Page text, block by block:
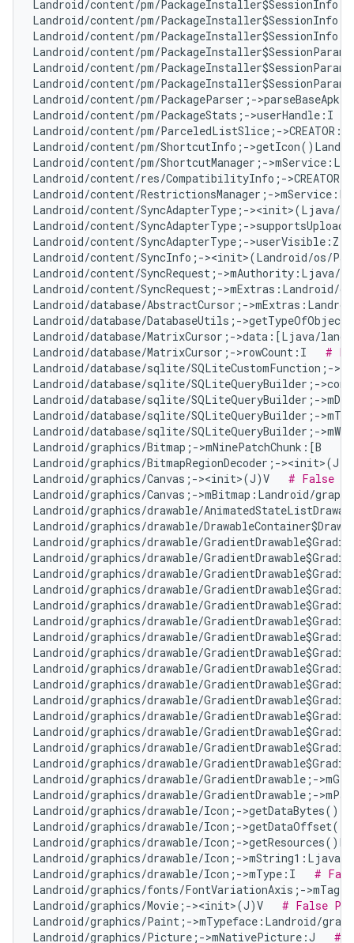
Landroid/content/pm/
Landroid/content/pm/
Landroid/content/pm/
Landroid/content/pm/
Landroid/content/pm/
Landroid/content/pm/
Landroid/content/pm/PackageParser;-
Landroid/content/pm/PackageStats;->userHandle:I
Landroid/content/pm/ParceledListSlice;-
Landroid/content/pm/ShortcutInfo;-
Landroid/content/pm/ShortcutManager;-
Landroid/content/res/CompatibilityInfo;-
Landroid/content/RestrictionsManager;-
Landroid/content/SyncAdapterType;-
Landroid/content/SyncAdapterType;-
Landroid/content/SyncAdapterType;-
Landroid/content/SyncInfo;-><init>(Landroid/os/
Landroid/content/SyncRequest;-
Landroid/content/SyncRequest;-
Landroid/database/AbstractCursor;-
Landroid/database/DatabaseUtils;-
Landroid/database/MatrixCursor;->data:[Ljava/
Landroid/database/MatrixCursor;->rowCount:I #
Landroid/database/sqlite/
Landroid/database/sqlite/SQLiteQueryBuilder;-
Landroid/database/sqlite/SQLiteQueryBuilder;-
Landroid/database/sqlite/SQLiteQueryBuilder;-
Landroid/database/sqlite/SQLiteQueryBuilder;-
Landroid/graphics/Bitmap;->mNinePatchChunk:[B
Landroid/graphics/BitmapRegionDecoder;-
Landroid/graphics/Canvas;-><init>(J)V # False
Landroid/graphics/Canvas;->mBitmap:Landroid/
Landroid/graphics/drawable/
Landroid/graphics/drawable/
Landroid/graphics/drawable/
Landroid/graphics/drawable/
Landroid/graphics/drawable/
Landroid/graphics/drawable/
Landroid/graphics/drawable/
Landroid/graphics/drawable/
Landroid/graphics/drawable/
Landroid/graphics/drawable/
Landroid/graphics/drawable/
Landroid/graphics/drawable/
Landroid/graphics/drawable/
Landroid/graphics/drawable/
Landroid/graphics/drawable/
Landroid/graphics/drawable/
Landroid/graphics/drawable/
Landroid/graphics/drawable/GradientDrawable;-
Landroid/graphics/drawable/GradientDrawable;-
Landroid/graphics/drawable/Icon;-
Landroid/graphics/drawable/Icon;-
Landroid/graphics/drawable/Icon;-
Landroid/graphics/drawable/Icon;-
Landroid/graphics/drawable/Icon;->mType:I #
Landroid/graphics/fonts/FontVariationAxis;-
Landroid/graphics/Movie;-><init>(J)V # False
Landroid/graphics/Paint;->mTypeface:Landroid/
Landroid/graphics/Picture;->mNativePicture:J #